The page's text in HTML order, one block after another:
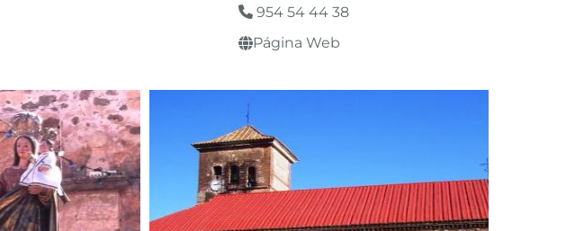
954 54 44 38
Página Web